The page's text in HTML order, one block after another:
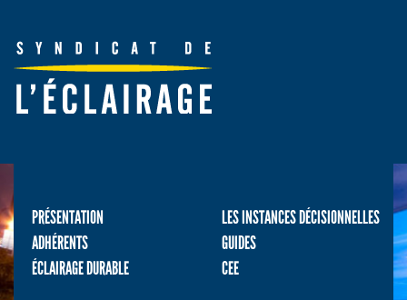
PRÉSENTATION
LES INSTANCES DÉCISIONNELLES
ADHÉRENTS
GUIDES
ÉCLAIRAGE DURABLE
CEE